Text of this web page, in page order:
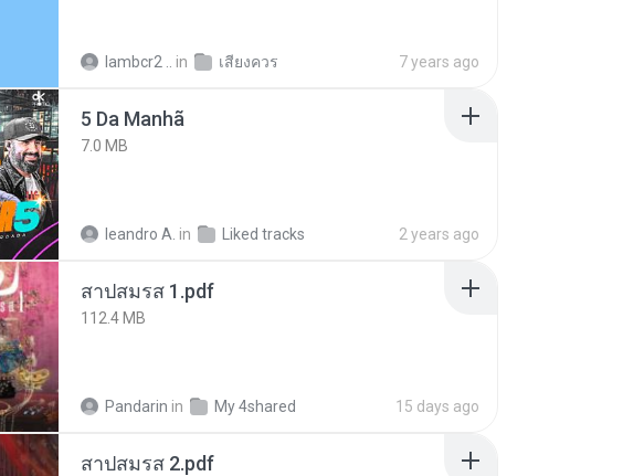
lambcr2 .. in เสียงควร 7 years ago
5 Da Manhã
7.0 MB
leandro A. in Liked tracks 2 years ago
สาปสมรส 1.pdf
112.4 MB
Pandarin in My 4shared 15 days ago
สาปสมรส 2.pdf